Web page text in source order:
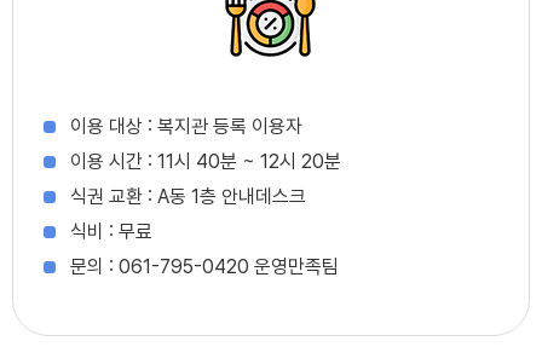
이용 대상 : 복지관 등록 이용자
이용 시간 : 11시 40분 ~ 12시 20분
식권 교환 : A동 1층 안내데스크
식비 : 무료
문의 : 061-795-0420 운영만족팀